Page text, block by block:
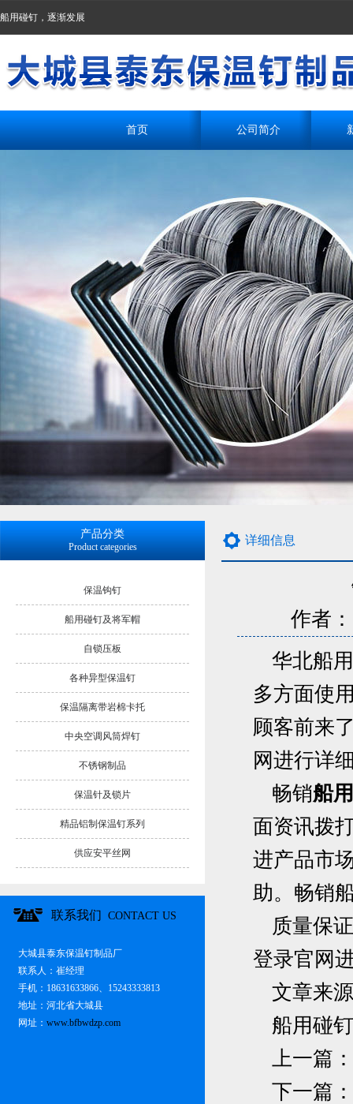
船用碰钉，逐渐发展
首页 公司简介
详细信息
作者
华北船
多方面使
顾客前来
网进行详
畅销船
面资讯拨
进产品市
助。畅销
质量保
登录官网
文章来
船用碰钉
上一篇：
下一篇：
产品分类
Product categories
保温钩钉
船用碰钉及将军帽
自锁压板
各种异型保温钉
保温隔离带岩棉卡托
中央空调风筒焊钉
不锈钢制品
保温针及锁片
精品铝制保温钉系列
供应安平丝网
联系我们 CONTACT US
大城县泰东保温钉制品厂
联系人：崔经理
手机：18631633866、15243333813
地址：河北省大城县
网址： www.bfbwdzp.com